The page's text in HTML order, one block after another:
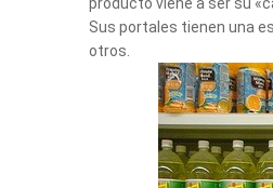
Sus portales tienen una
otros.